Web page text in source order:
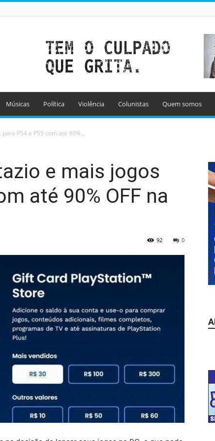
Músicas Política Violência Colunistas Quem somos
PS4 e PS5 com até 90%...
e mais jogos
até 90% OFF na
0
92